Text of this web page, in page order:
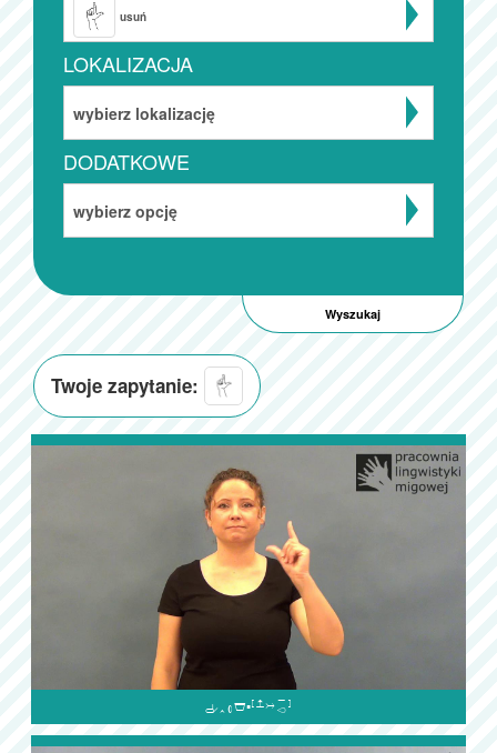
usuń
LOKALIZACJA
wybierz lokalizację
DODATKOWE
wybierz opcję
Twoje zapytanie:
